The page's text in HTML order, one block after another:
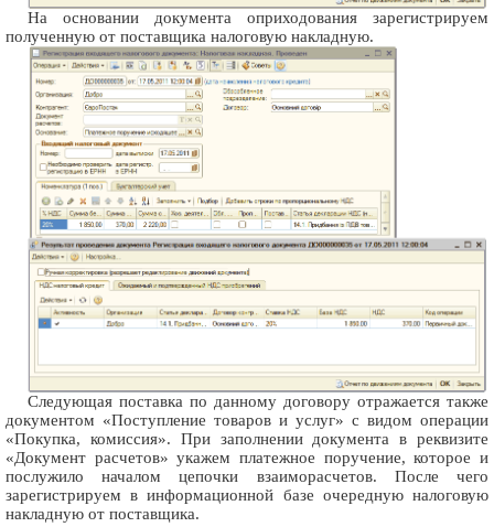
На основании документа оприходования зарегистрируем
полученную от поставщика налоговую накладную.
Следующая поставка по данному договору отражается также
документом «Поступление товаров и услуг» с видом операции
«Покупка, комиссия». При заполнении документа в реквизите
«Документ расчетов» укажем платежное поручение, которое и
послужило началом цепочки взаиморасчетов. После чего
зарегистрируем в информационной базе очередную налоговую
накладную от поставщика.